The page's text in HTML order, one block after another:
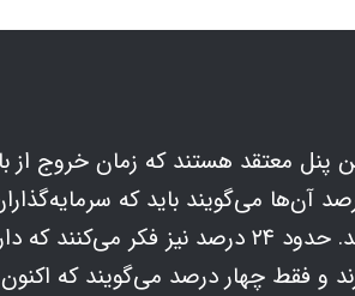
پنل معتقد هستند که زمان خروج از
و ۷۱ درصد آن‌ها می‌گویند باید که
خود را بفروشند. حدود ۲۴ درصد نیز فکر
و فقط چهار درصد می‌گویند که